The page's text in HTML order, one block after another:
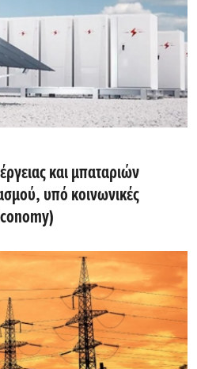
και μπαταριών
υπό κοινωνικές